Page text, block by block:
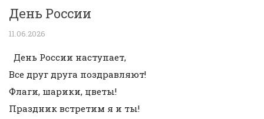
День России
11.06.2026
День России наступает,
Все друг друга поздравляют!
Флаги, шарики, цветы!
Праздник встретим я и ты!